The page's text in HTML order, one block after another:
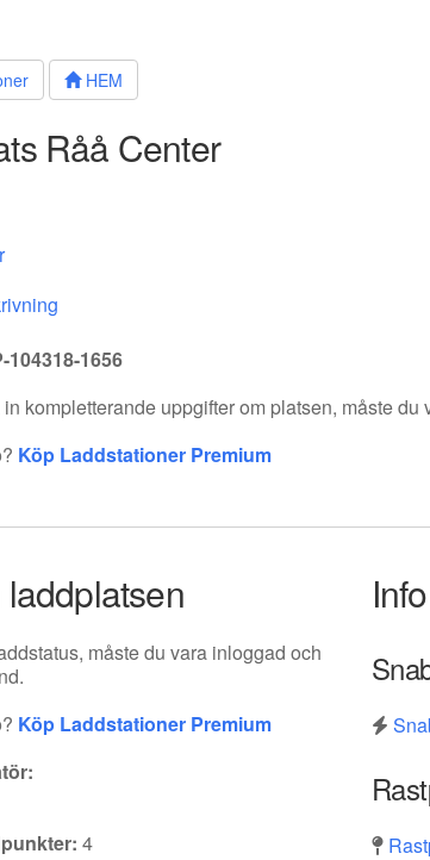
HEM
Råå Center
104318-1656
kompletterande uppgifter om platsen, måste
Köp Laddstationer Premium
laddplatsen
måste du vara inloggad och
Köp Laddstationer Premium
4